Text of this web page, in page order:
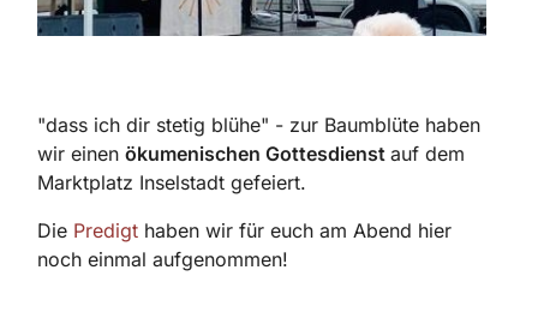
"dass ich dir stetig blühe" - zur Baumblüte haben
wir einen ökumenischen Gottesdienst auf dem
Marktplatz Inselstadt gefeiert.
Die Predigt haben wir für euch am Abend hier
noch einmal aufgenommen!